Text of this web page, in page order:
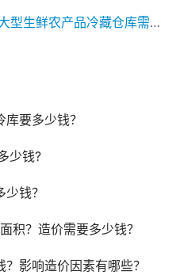
农产品冷藏仓库需要多少钱？
要多少钱？
少钱?
钱？
积？造价需要多少钱？
影响造价因素有哪些？